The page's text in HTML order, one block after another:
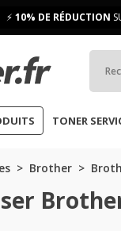
⚡ 10% DE RÉDUCTION
TONER
Brother